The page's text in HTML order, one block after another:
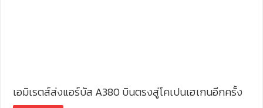
เอมิเรตส์ส่งแอร์บัส A380 บินตรงสู่โคเปนเฮเกนอีกครั้ง